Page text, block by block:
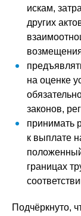
искам,
других
на оценке
законов,
принимать
к выплате
границах
Подчёркнуто,